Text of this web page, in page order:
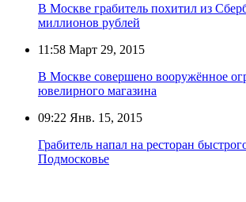
В Москве грабитель похитил из
миллионов рублей
11:58 Март 29, 2015
В Москве совершено вооружённое
ювелирного магазина
09:22 Янв. 15, 2015
Грабитель напал на ресторан
Подмосковье